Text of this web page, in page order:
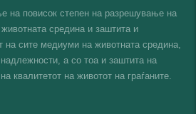
на повисок степен на разрешување на
средина и заштита и
на сите медиуми на животната средина,
а со тоа и заштита на
квалитетот на животот на граѓаните.